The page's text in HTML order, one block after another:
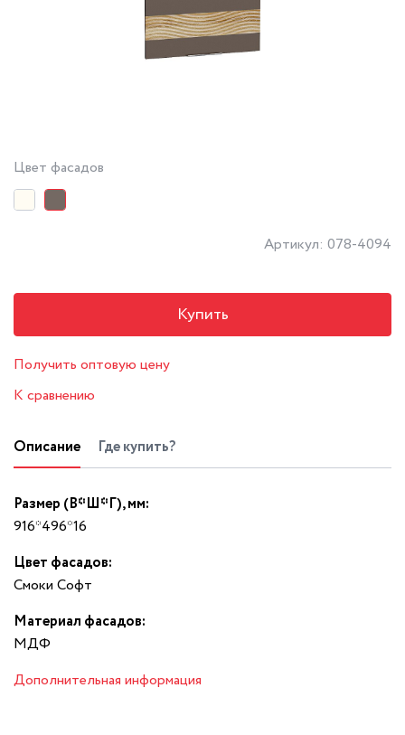
Цвет фасадов
Артикул: 078-4094
Купить
Получить оптовую цену
К сравнению
Описание Где купить?
Размер (В*Ш*Г), мм:
916*496*16
Цвет фасадов:
Смоки Софт
Материал фасадов:
МДФ
Дополнительная информация